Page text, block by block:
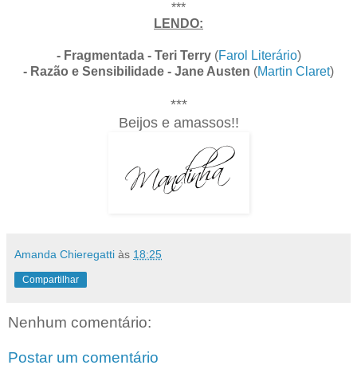
***
LENDO:
- Fragmentada - Teri Terry(Farol Literário)
- Razão e Sensibilidade - Jane Austen (Martin Claret)
***
Beijos e amassos!!
Amanda Chieregatti às 18:25
Compartilhar
Nenhum comentário:
Postar um comentário